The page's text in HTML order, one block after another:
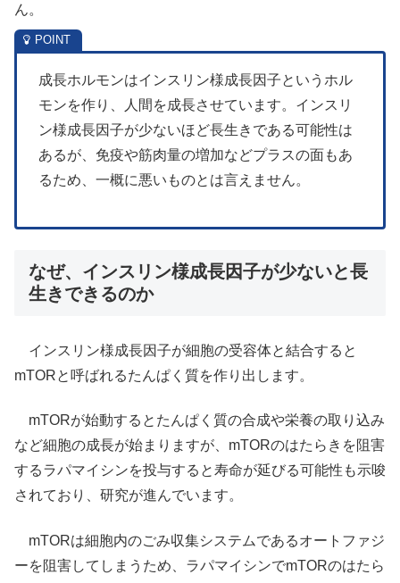
ん。
成長ホルモンはインスリン様成長因子というホル
モンを作り、人間を成長させています。インスリ
ン様成長因子が少ないほど長生きである可能性は
あるが、免疫や筋肉量の増加などプラスの面もあ
るため、一概に悪いものとは言えません。
なぜ、インスリン様成長因子が少ないと長
生きできるのか
インスリン様成長因子が細胞の受容体と結合すると
mTORと呼ばれるたんぱく質を作り出します。
mTORが始動するとたんぱく質の合成や栄養の取り込み
など細胞の成長が始まりますが、mTORのはたらきを阻害
するラパマイシンを投与すると寿命が延びる可能性も示唆
されており、研究が進んでいます。
mTORは細胞内のごみ収集システムであるオートファジ
ーを阻害してしまうため、ラパマイシンでmTORのはたら